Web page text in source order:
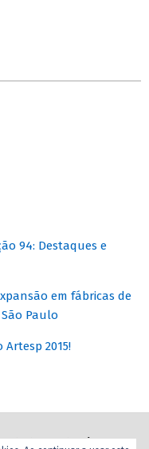
94: Destaques e
em fábricas de
Paulo
2015!
de Tintas